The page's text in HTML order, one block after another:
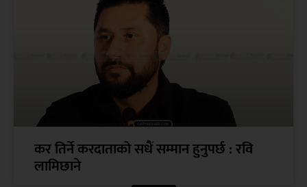
कर तिर्ने करदाताको सधैं सम्मान हुनुपर्छ : रवि
लामिछाने